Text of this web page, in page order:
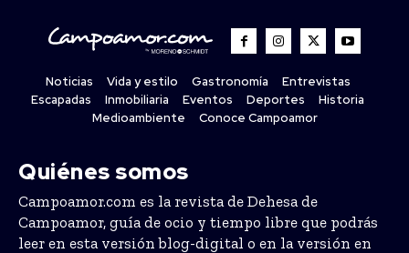
Noticias Vida y estilo Gastronomía
Entrevistas
Escapadas
Inmobiliaria Eventos Deportes
Historia
Medioambiente
Conoce Campoamor
Quiénes somos
Campoamor.com es la revista de Dehesa de
Campoamor, guía de ocio y tiempo libre que podrás
leer en esta versión blog-digital o en la versión en